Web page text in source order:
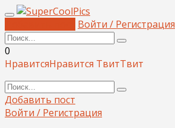
Войти / Регистрация
0
НравитсяНравится ТвитТвит
Добавить пост
Войти / Регистрация